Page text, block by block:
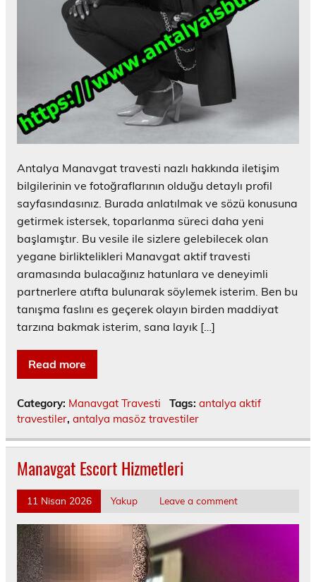
Antalya Manavgat travesti nazlı hakkında iletişim
bilgilerinin ve fotoğraflarının olduğu detaylı profil
sayfasındasınız. Burada anlatılmak ve sözü konusuna
getirmek istersek, toparlanma süreci daha yeni
başlamıştır. Bu vesile ile sizlere gelebilecek olan
yegane birliktelikleri Manavgat aktif travesti
aramasında bulacağınız hatunlara ve deneyimli
partnerlere atıfta bulunarak söylemek isterim. Ben bu
tanışma faslını es geçerek olayın birden maddiyat
tarzına bakmak isterim, sana layık […]
Read more
Category: Manavgat Travesti Tags: antalya aktif
travestiler, antalya masöz travestiler
Manavgat Escort Hizmetleri
11 Nisan 2026 Yakup Leave a comment